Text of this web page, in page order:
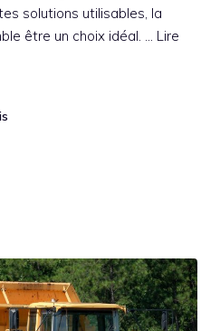
solutions utilisables, la
être un choix idéal. … Lire